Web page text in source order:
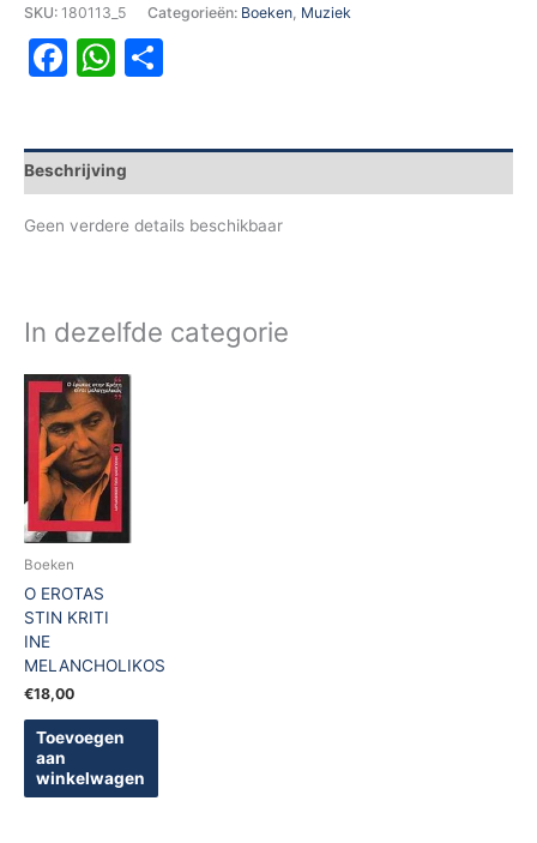
SKU: 180113_5 Categorieën: Boeken, Muziek
Facebook
WhatsApp
Beschrijving
Geen verdere details beschikbaar
In dezelfde categorie
Boeken
O EROTAS
STIN KRITI
INE
MELANCHOLIKOS
€18,00
Toevoegen
aan
winkelwagen